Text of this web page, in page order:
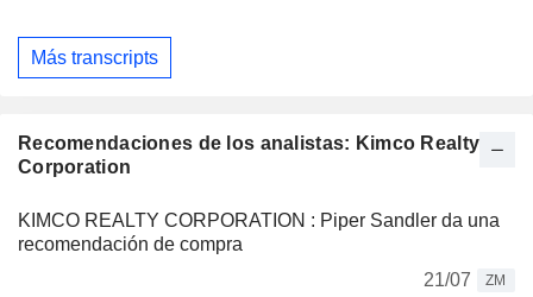
Más transcripts
Recomendaciones de los analistas: Kimco Realty
Corporation
KIMCO REALTY CORPORATION : Piper Sandler da una
recomendación de compra
21/07
ZM